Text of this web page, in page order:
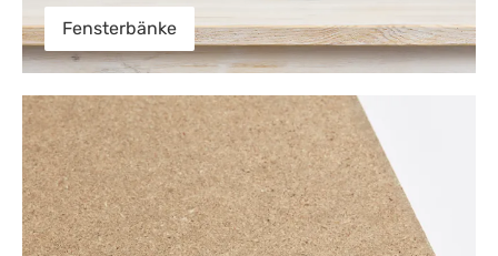
Fensterbänke
Rohspan